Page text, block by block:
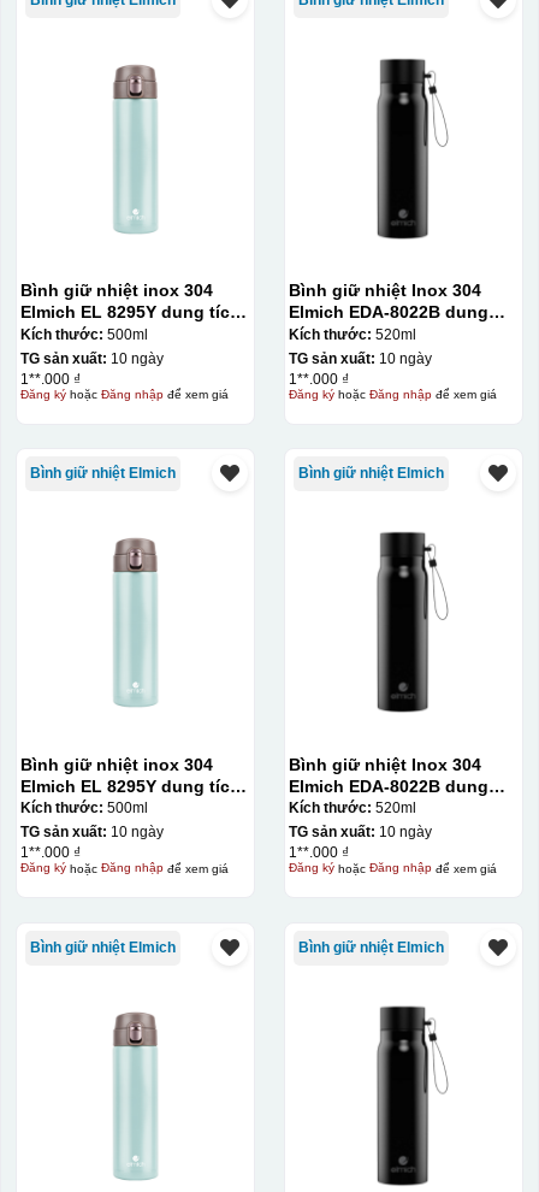
Bình giữ nhiệt inox 304
Elmich EL 8295Y dung tích
500ml
Kích thước: 500ml
TG sản xuất: 10 ngày
1**.000 ₫
Đăng kýhoặc Đăng nhậpđể xem giá
Bình giữ nhiệt Inox 304
Elmich EDA-8022B dung
tích 520ml
Kích thước: 520ml
TG sản xuất: 10 ngày
1**.000 ₫
Đăng kýhoặc Đăng nhậpđể xem giá
Bình giữ nhiệt Elmich
Bình giữ nhiệt inox 304
Elmich EL 8295Y dung tích
500ml
Kích thước: 500ml
TG sản xuất: 10 ngày
1**.000 ₫
Đăng kýhoặc Đăng nhậpđể xem giá
Bình giữ nhiệt Elmich
Bình giữ nhiệt Inox 304
Elmich EDA-8022B dung
tích 520ml
Kích thước: 520ml
TG sản xuất: 10 ngày
1**.000 ₫
Đăng kýhoặc Đăng nhậpđể xem giá
Bình giữ nhiệt Elmich Bình giữ nhiệt Elmich